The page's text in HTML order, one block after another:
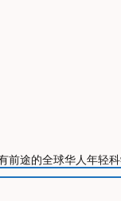
途的全球华人年轻科